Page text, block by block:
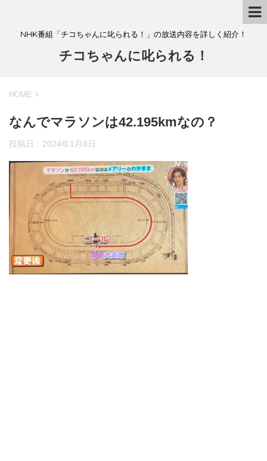
NHK番組「チコちゃんに叱られる！」の放送内容を詳しく紹介！
チコちゃんに叱られる！
HOME >
なんでマラソンは42.195kmなの？
投稿日： 2024年1月8日